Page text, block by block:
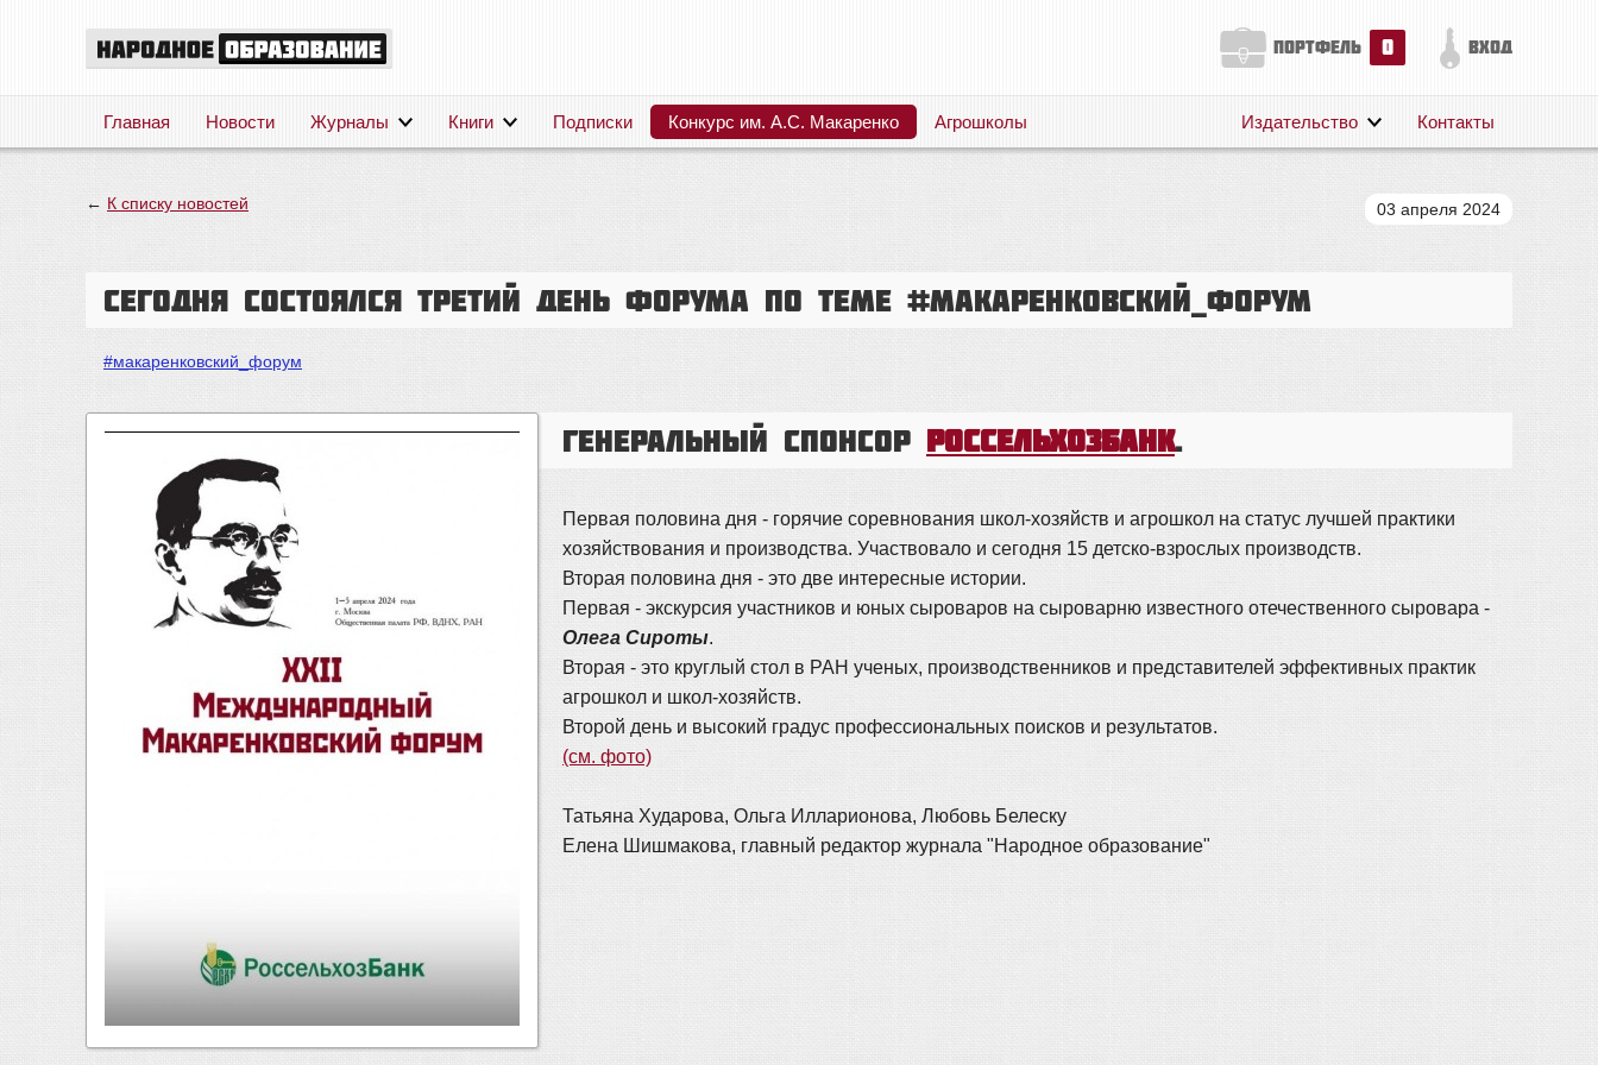
портфель 0 вход
Главная Новости Журналы Книги Подписки Конкурс им. А.С. Макаренко Агрошколы
Публикации
Издательство Контакты
← К списку новостей 03 апреля 2024
Сегодня состоялся третий день форума по теме #макаренковский_форум
#макаренковский_форум
Генеральный Спонсор Россельхозбанк.
Первая половина дня - горячие соревнования школ-хозяйств и агрошкол на статус лучшей практики
хозяйствования и производства. Участвовало и сегодня 15 детско-взрослых производств.
Вторая половина дня - это две интересные истории.
Первая - экскурсия участников и юных сыроваров на сыроварню известного отечественного сыровара -
Олега Сироты.
Вторая - это круглый стол в РАН ученых, производственников и представителей эффективных практик
агрошкол и школ-хозяйств.
Второй день и высокий градус профессиональных поисков и результатов.
(см. фото)
Татьяна Хударова, Ольга Илларионова, Любовь Белеску
Елена Шишмакова, главный редактор журнала "Народное образование"